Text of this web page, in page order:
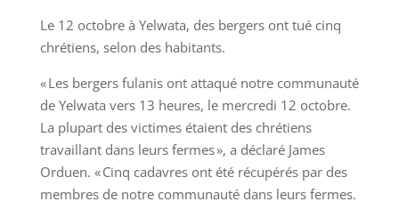
Le 12 octobre à Yelwata, des bergers ont tué cinq
chrétiens, selon des habitants.
« Les bergers fulanis ont attaqué notre communauté
de Yelwata vers 13 heures, le mercredi 12 octobre.
La plupart des victimes étaient des chrétiens
travaillant dans leurs fermes », a déclaré James
Orduen. « Cinq cadavres ont été récupérés par des
membres de notre communauté dans leurs fermes.